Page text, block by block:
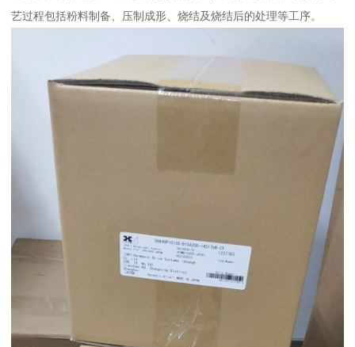
艺过程包括粉料制备、压制成形、烧结及烧结后的处理等工序。